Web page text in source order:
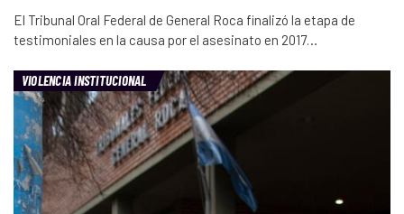
El Tribunal Oral Federal de General Roca finalizó la etapa de
testimoniales en la causa por el asesinato en 2017…
VIOLENCIA INSTITUCIONAL